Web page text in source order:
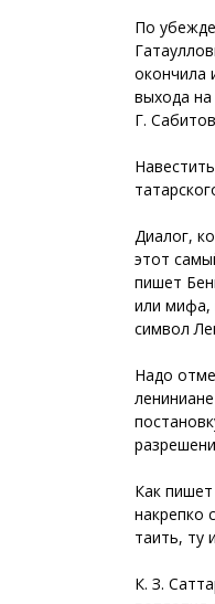
По
окончила
выхода
Г.
Диалог,
этот
пишет
или мифа,
символ
Надо
Как
накрепко
таить, ту
К. З.